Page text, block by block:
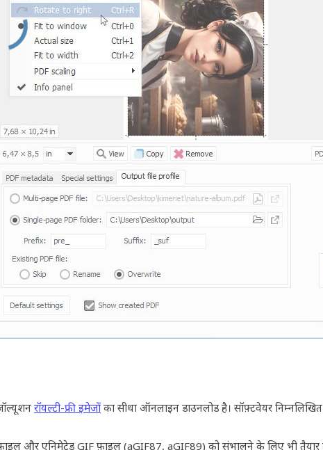
रॉयल्टी-फ्री इमेजों का सीधा ऑनलाइन डाउनलोड है। सॉफ़्टवेयर
और एनिमेटेड GIF फ़ाइलें (aGIF87, aGIF89) को संभालने के लिए भी तैयार